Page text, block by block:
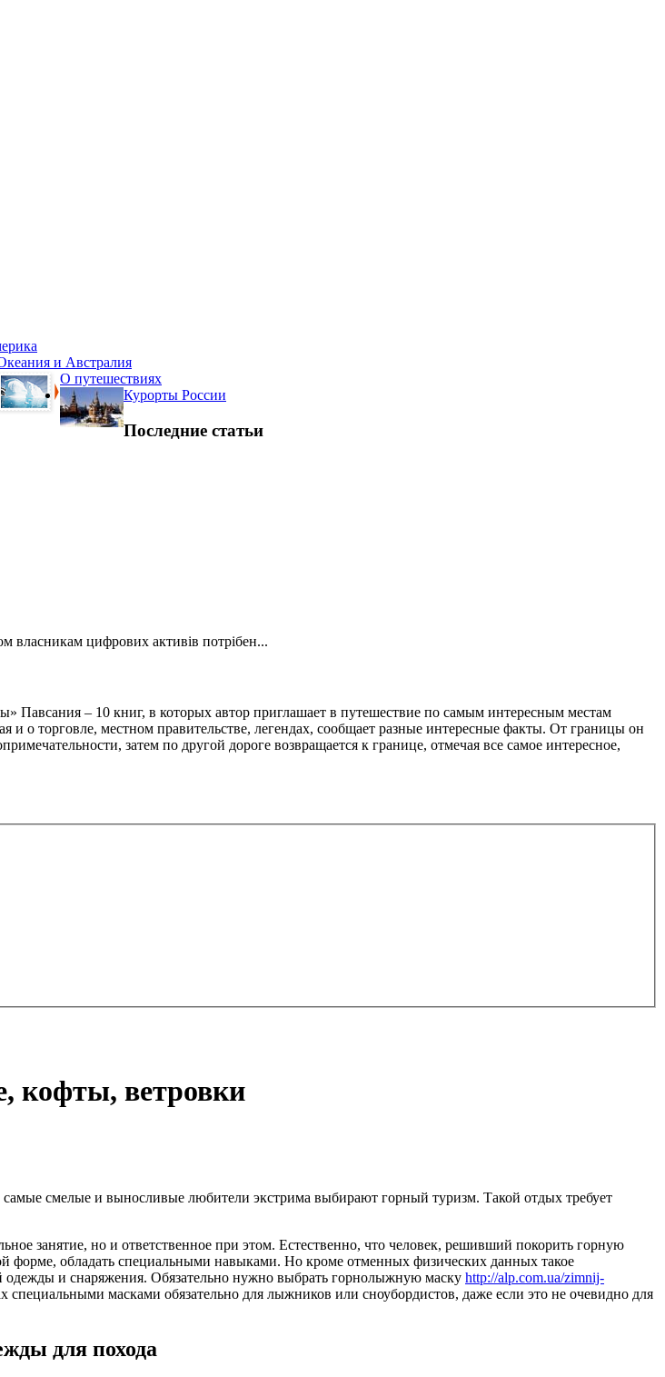
и Австралия
О путешествиях
Курорты России
Последние статьи
власникам цифрових активів потрібен...
Павсания – 10 книг, в которых автор приглашает в путешествие по самым интересным местам
о торговле, местном правительстве, легендах, сообщает разные интересные факты. От границы он
затем по другой дороге возвращается к границе, отмечая все самое интересное,
кофты, ветровки
смелые и выносливые любители экстрима выбирают горный туризм. Такой отдых требует
занятие, но и ответственное при этом. Естественно, что человек, решивший покорить горную
форме, обладать специальными навыками. Но кроме отменных физических данных такое
одежды и снаряжения. Обязательно нужно выбрать горнолыжную маску http://alp.com.ua/zimnij-
специальными масками обязательно для лыжников или сноубордистов, даже если это не очевидно для
для похода